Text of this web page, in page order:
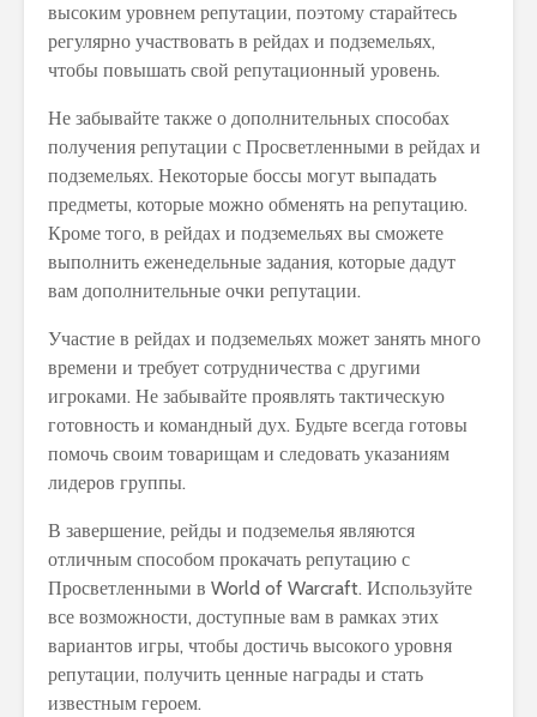
высоким уровнем репутации, поэтому старайтесь
регулярно участвовать в рейдах и подземельях,
чтобы повышать свой репутационный уровень.
Не забывайте также о дополнительных способах
получения репутации с Просветленными в рейдах и
подземельях. Некоторые боссы могут выпадать
предметы, которые можно обменять на репутацию.
Кроме того, в рейдах и подземельях вы сможете
выполнить еженедельные задания, которые дадут
вам дополнительные очки репутации.
Участие в рейдах и подземельях может занять много
времени и требует сотрудничества с другими
игроками. Не забывайте проявлять тактическую
готовность и командный дух. Будьте всегда готовы
помочь своим товарищам и следовать указаниям
лидеров группы.
В завершение, рейды и подземелья являются
отличным способом прокачать репутацию с
Просветленными в World of Warcraft. Используйте
все возможности, доступные вам в рамках этих
вариантов игры, чтобы достичь высокого уровня
репутации, получить ценные награды и стать
известным героем.